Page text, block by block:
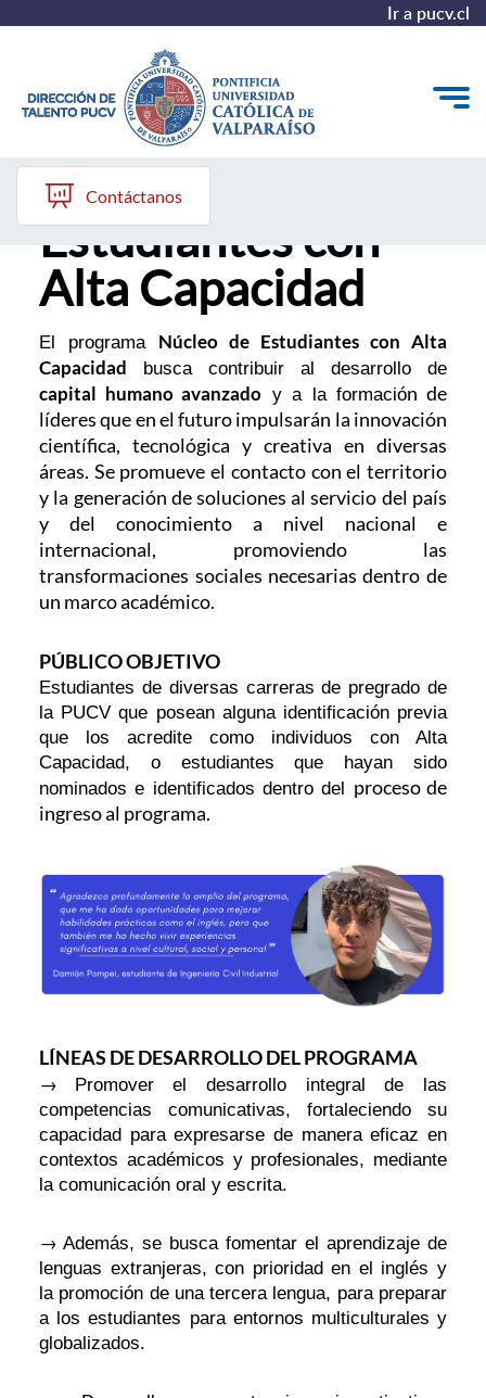
Ir a pucv.cl
Quiénes somos
Nuestros Programas
Investigación
Contáctanos
Núcleo de
Estudiantes con
Alta Capacidad
El programa Núcleo de Estudiantes con Alta
Capacidad busca contribuir al desarrollo de
capital humano avanzado y a la formación de
líderes que en el futuro impulsarán la innovación
científica, tecnológica y creativa en diversas
áreas. Se promueve el contacto con el territorio
y la generación de soluciones al servicio del país
y del conocimiento a nivel nacional e
internacional, promoviendo las
transformaciones sociales necesarias dentro de
un marco académico.
PÚBLICO OBJETIVO
Estudiantes de diversas carreras de pregrado de
la PUCV que posean alguna identificación previa
que los acredite como individuos con Alta
Capacidad, o estudiantes que hayan sido
nominados e identificados dentro del proceso de
ingreso al programa.
LÍNEAS DE DESARROLLO DEL PROGRAMA
→
Promover el desarrollo integral de las
competencias comunicativas, fortaleciendo su
capacidad para expresarse de manera eficaz en
contextos académicos y profesionales, mediante
la comunicación oral y escrita.
→Además, se busca fomentar el aprendizaje de
lenguas extranjeras, con prioridad en el inglés y
la promoción de una tercera lengua, para preparar
a los estudiantes para entornos multiculturales y
globalizados.